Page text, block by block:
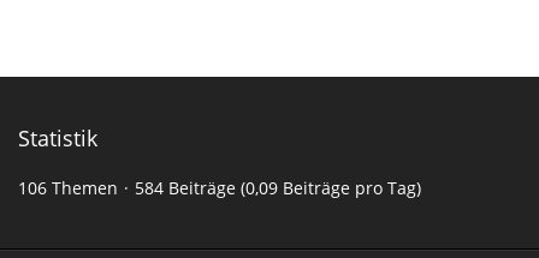
Statistik
106 Themen 584 Beiträge (0,09 Beiträge pro Tag)